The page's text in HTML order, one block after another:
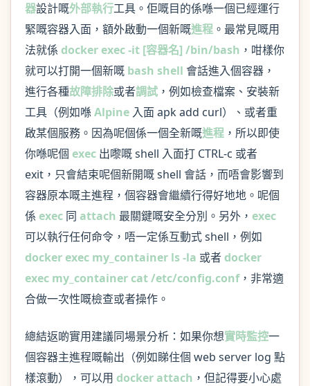
器設計嘅外部執行工具。佢嘅目的係喺一個已經運行
緊嘅容器入面，額外啟動一個新嘅進程 。最常見嘅用
法就係 docker exec -it [容器名] /bin/bash ，咁樣你
就可以打開一個新嘅 bash shell 會話進入個容器，
進行各種故障排除或者調試 ，例如檢查檔案、安裝新
工具（例如喺Alpine 入面 apk add curl）、或者重
啟某個服務。因為呢個係一個全新嘅進程 ，所以即使
你喺呢個 exec 出嚟嘅 shell 入面打 CTRL-c 或者
exit，只會結束呢個新開嘅 shell 會話，而唔會影響到
容器原本嘅主進程，個容器會繼續行得好地地。呢個
係 exec 同 attach 最關鍵嘅安全分別。另外， exec
可以執行任何命令，唔一定係互動式 shell，例如
docker exec my_container ls -la 或者docker
exec my_container cat /etc/config.conf，非常適
合做一次性嘅檢查或者操作。
總結返啲實用建議同場景分析：如果你想實時監控一
個容器主進程嘅輸出（例如睇住個 web server log 點
樣滾動），可以用 docker attach ，但記得要小心處